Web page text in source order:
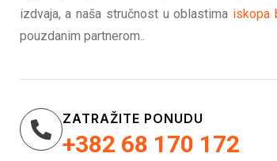
izdvaja, a naša stručnost u oblastima iskopa
pouzdanim partnerom..
ZATRAŽITE PONUDU
+382 68 170 172